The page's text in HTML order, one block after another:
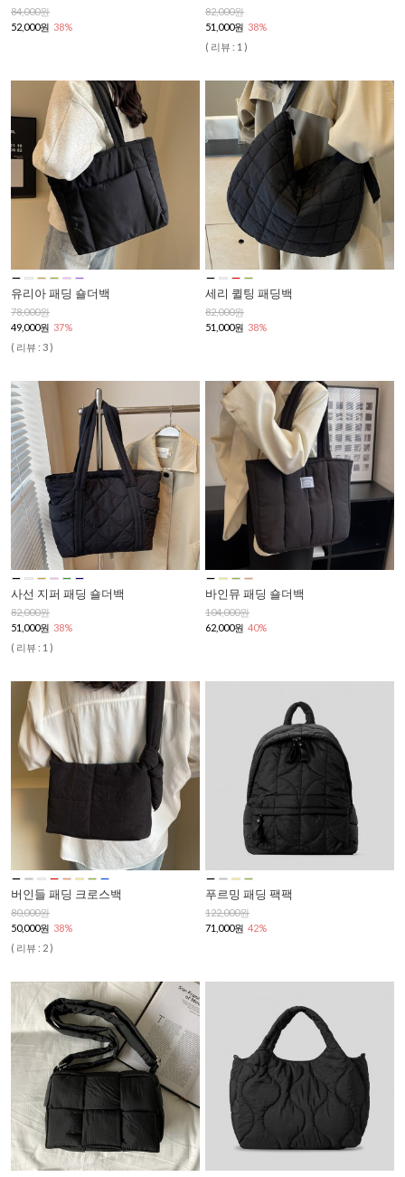
84,000원
52,000원 38%
82,000원
51,000원 38%
( 리뷰 : 1 )
유리아 패딩 숄더백
78,000원
49,000원 37%
( 리뷰 : 3 )
세리 퀼팅 패딩백
82,000원
51,000원 38%
사선 지퍼 패딩 숄더백
82,000원
51,000원 38%
( 리뷰 : 1 )
바인뮤 패딩 숄더백
104,000원
62,000원 40%
버인들 패딩 크로스백
80,000원
50,000원 38%
( 리뷰 : 2 )
푸르밍 패딩 팩팩
122,000원
71,000원 42%